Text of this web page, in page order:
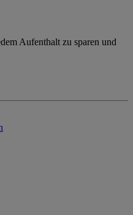
Aufenthalt zu sparen und